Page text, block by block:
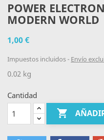
POWER
MODERN WORLD
1,00 €
Impuestos incluidos Envío
0.02 kg
Cantidad
